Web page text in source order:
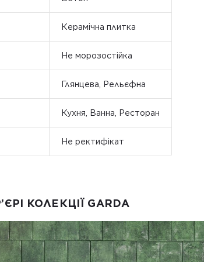
Керамічна плитка
Не морозостійка
Глянцева, Рельєфна
Кухня, Ванна, Ресторан
Не ректифікат
КОЛЕКЦІЇ GARDA